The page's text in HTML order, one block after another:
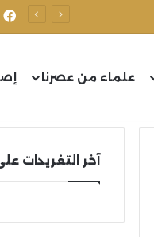
علماء من عصرنا
آخر التغريدات